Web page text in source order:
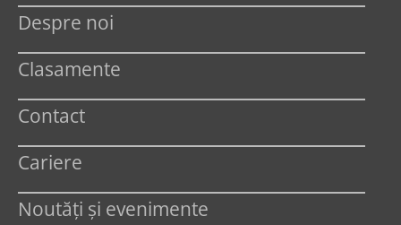
Despre noi
Clasamente
Contact
Cariere
Noutăți și evenimente